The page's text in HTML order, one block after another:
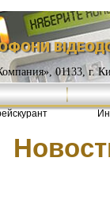
01133, г.